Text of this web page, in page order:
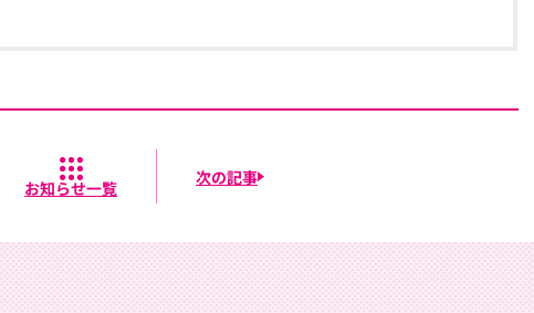
お知らせ一覧
次の記事